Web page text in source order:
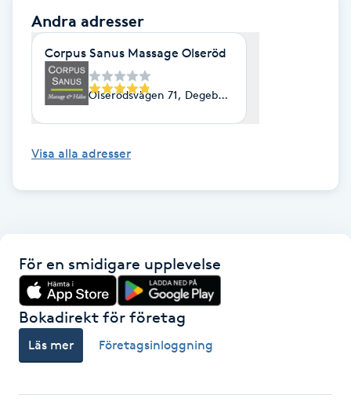
Gruppträning
Gua Sha-massage
Herrklippning
HIFU
Hollywood Peel
Hot Stone Massage
Andra adresser
Corpus Sanus Massage Olseröd
Olserödsvägen 71, Degeberga
Visa alla adresser
För en smidigare upplevelse
Bokadirekt för företag
Läs mer Företagsinloggning